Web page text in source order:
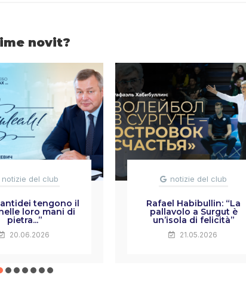
novit?
notizie del club
tengono il
loro mani di
pietra...”
20.06.2026
notizie del club
Rafael Habibullin: “La
pallavolo a Surgut è
un’isola di felicità”
21.05.2026